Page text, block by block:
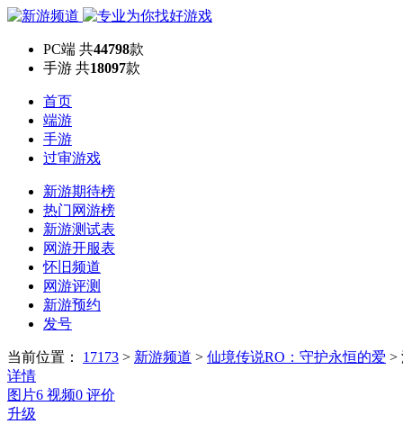
PC端 共44798款
手游 共18097款
首页
端游
手游
过审游戏
新游期待榜
热门网游榜
新游测试表
网游开服表
怀旧频道
网游评测
新游预约
发号
当前位置： 17173 > 新游频道 > 仙境传说RO：守护永恒的爱 >
详情
图片6 视频0 评价
升级